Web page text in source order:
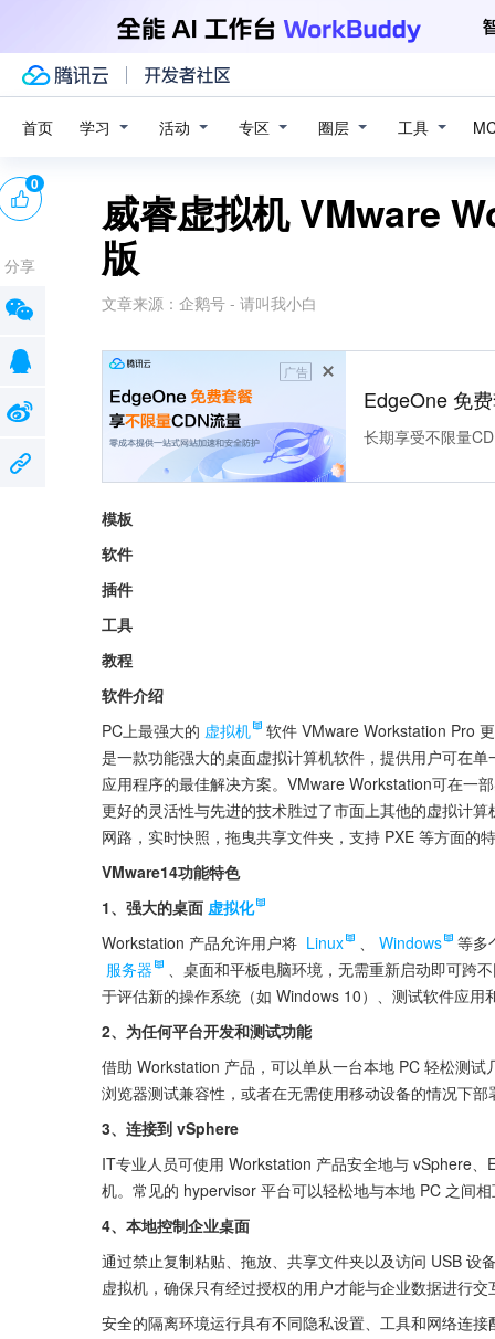
首页 学习 活动 专区 圈层 工具
威睿虚拟机 VMware
版
文章来源： 企鹅号 - 请叫我小白
广告
EdgeOne 免
长期享受不限量
模板
软件
插件
工具
教程
软件介绍
PC上最强大的 虚拟机
软件 VMware Workstation Pro
是一款功能强大的桌面虚拟计算机软件，提供用户可在
应用程序的最佳解决方案。VMware Workstation可在一
更好的灵活性与先进的技术胜过了市面上其他的虚拟计
网路，实时快照，拖曳共享文件夹，支持 PXE 等方面的
VMware14功能特色
1、强大的桌面 虚拟化
Workstation 产品允许用户将 Linux 、 Windows
等多
服务器
、桌面和平板电脑环境，无需重新启动即可跨
于评估新的操作系统（如 Windows 10）、测试软件应用
2、为任何平台开发和测试功能
借助 Workstation 产品，可以单从一台本地 PC 轻松测
浏览器测试兼容性，或者在无需使用移动设备的情况下
3、连接到 vSphere
IT专业人员可使用 Workstation 产品安全地与 vSphere
机。常见的 hypervisor 平台可以轻松地与本地 PC 之间
4、本地控制企业桌面
通过禁止复制粘贴、拖放、共享文件夹以及访问 USB 设
虚拟机，确保只有经过授权的用户才能与企业数据进行交
安全的隔离环境运行具有不同隐私设置、工具和网络连
0
分享